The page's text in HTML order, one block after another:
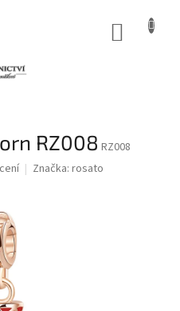
RZ008 RZ008
Značka: rosato